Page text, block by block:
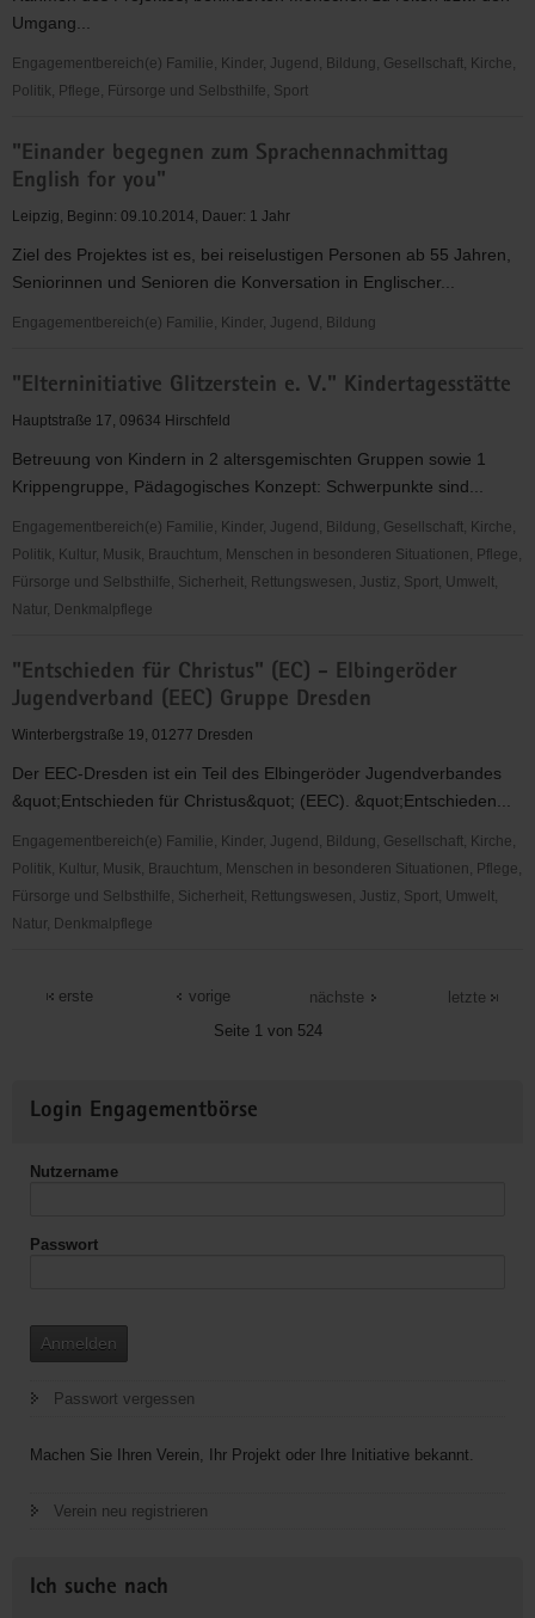
Umgang...
Engagementbereich(e) Familie, Kinder, Jugend, Bildung, Gesellschaft, Kirche,
Politik, Pflege, Fürsorge und Selbsthilfe, Sport
Grenzreiter"
e.
V.
"Einander begegnen zum Sprachennachmittag
English for you"
Leipzig, Beginn: 09.10.2014, Dauer: 1 Jahr
Ziel des Projektes ist es, bei reiselustigen Personen ab 55 Jahren,
Seniorinnen und Senioren die Konversation in Englischer...
Engagementbereich(e) Familie, Kinder, Jugend, Bildung
begegnen
zum
English
for
you"
"Elterninitiative Glitzerstein e. V." Kindertagesstätte
Hauptstraße 17, 09634 Hirschfeld
Betreuung von Kindern in 2 altersgemischten Gruppen sowie 1
Krippengruppe, Pädagogisches Konzept: Schwerpunkte sind...
Engagementbereich(e) Familie, Kinder, Jugend, Bildung, Gesellschaft, Kirche,
Politik, Kultur, Musik, Brauchtum, Menschen in besonderen Situationen, Pflege,
Fürsorge und Selbsthilfe, Sicherheit, Rettungswesen, Justiz, Sport, Umwelt,
Natur, Denkmalpflege
Glitzerstein
e.
V."
"Entschieden für Christus" (EC) - Elbingeröder
Jugendverband (EEC) Gruppe Dresden
Winterbergstraße 19, 01277 Dresden
Der EEC-Dresden ist ein Teil des Elbingeröder Jugendverbandes
&quot;Entschieden für Christus&quot; (EEC). &quot;Entschieden...
Engagementbereich(e) Familie, Kinder, Jugend, Bildung, Gesellschaft, Kirche,
Politik, Kultur, Musik, Brauchtum, Menschen in besonderen Situationen, Pflege,
Fürsorge und Selbsthilfe, Sicherheit, Rettungswesen, Justiz, Sport, Umwelt,
Natur, Denkmalpflege
Elbingeröder
Jugendverband
Gruppe
erste
vorige
Seite 1 von 524
nächste letzte
Informationen
Login Engagementbörse
Nutzername
Passwort
Anmelden
Passwort vergessen
Machen Sie Ihren Verein, Ihr Projekt oder Ihre Initiative bekannt.
Verein neu registrieren
Ich suche nach